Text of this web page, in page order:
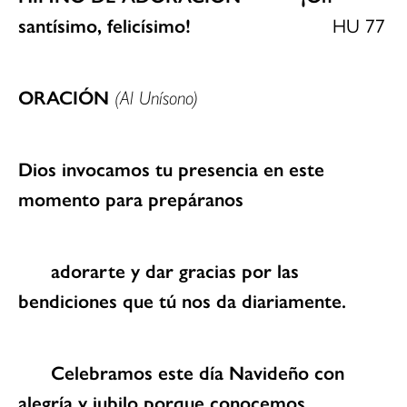
santísimo, felicísimo!
HU 77
ORACIÓN (Al Unísono)
Dios invocamos tu presencia en este
momento para prepáranos
adorarte y dar gracias por las
bendiciones que tú nos da diariamente.
Celebramos este día Navideño con
alegría y jubilo porque conocemos